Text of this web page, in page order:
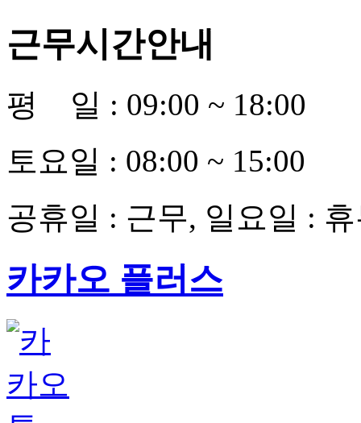
근무시간안내
평 일 : 09:00 ~ 18:00
토요일 : 08:00 ~ 15:00
공휴일 : 근무, 일요일 :
카카오 플러스